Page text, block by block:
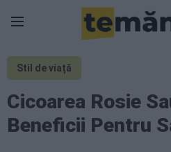
Stil de viață
Cicoarea Rosie
Beneficii Pentru